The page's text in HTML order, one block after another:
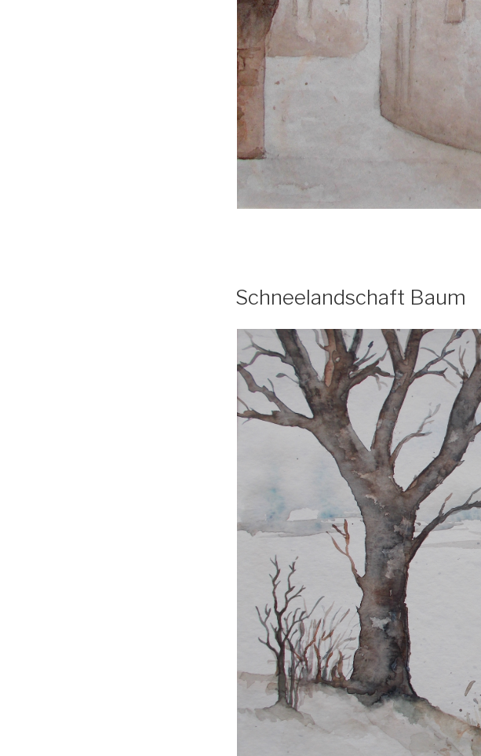
Schneelandschaft Baum